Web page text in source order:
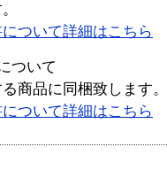
ついて詳細はこちら
ついて
商品に同梱致します。
ついて詳細はこちら